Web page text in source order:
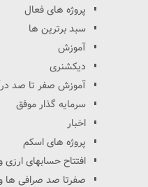
پروژه های فعال
سبد برترین ها
آموزش
دیکشنری
آموزش صفر تا صد
سرمایه گذار موفق
اخبار
پروژه های اسکم
افتتاح حسابهای
صفرتا صد صرافی ها